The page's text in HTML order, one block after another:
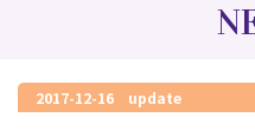
2017-12-16 update